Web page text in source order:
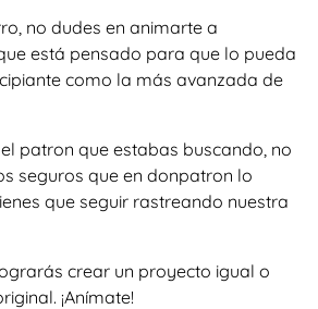
no dudes en animarte a
está pensado para que lo pueda
como la más avanzada de
patron que estabas buscando, no
seguros que en donpatron lo
que seguir rastreando nuestra
crear un proyecto igual o
¡Anímate!